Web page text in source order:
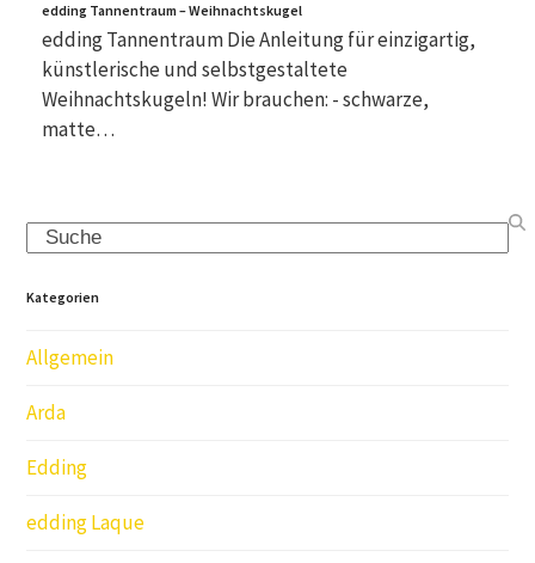
edding Tannentraum – Weihnachtskugel
edding Tannentraum Die Anleitung für einzigartig,
künstlerische und selbstgestaltete
Weihnachtskugeln! Wir brauchen: - schwarze,
matte…
Search
Kategorien
Allgemein
Arda
Edding
edding Laque